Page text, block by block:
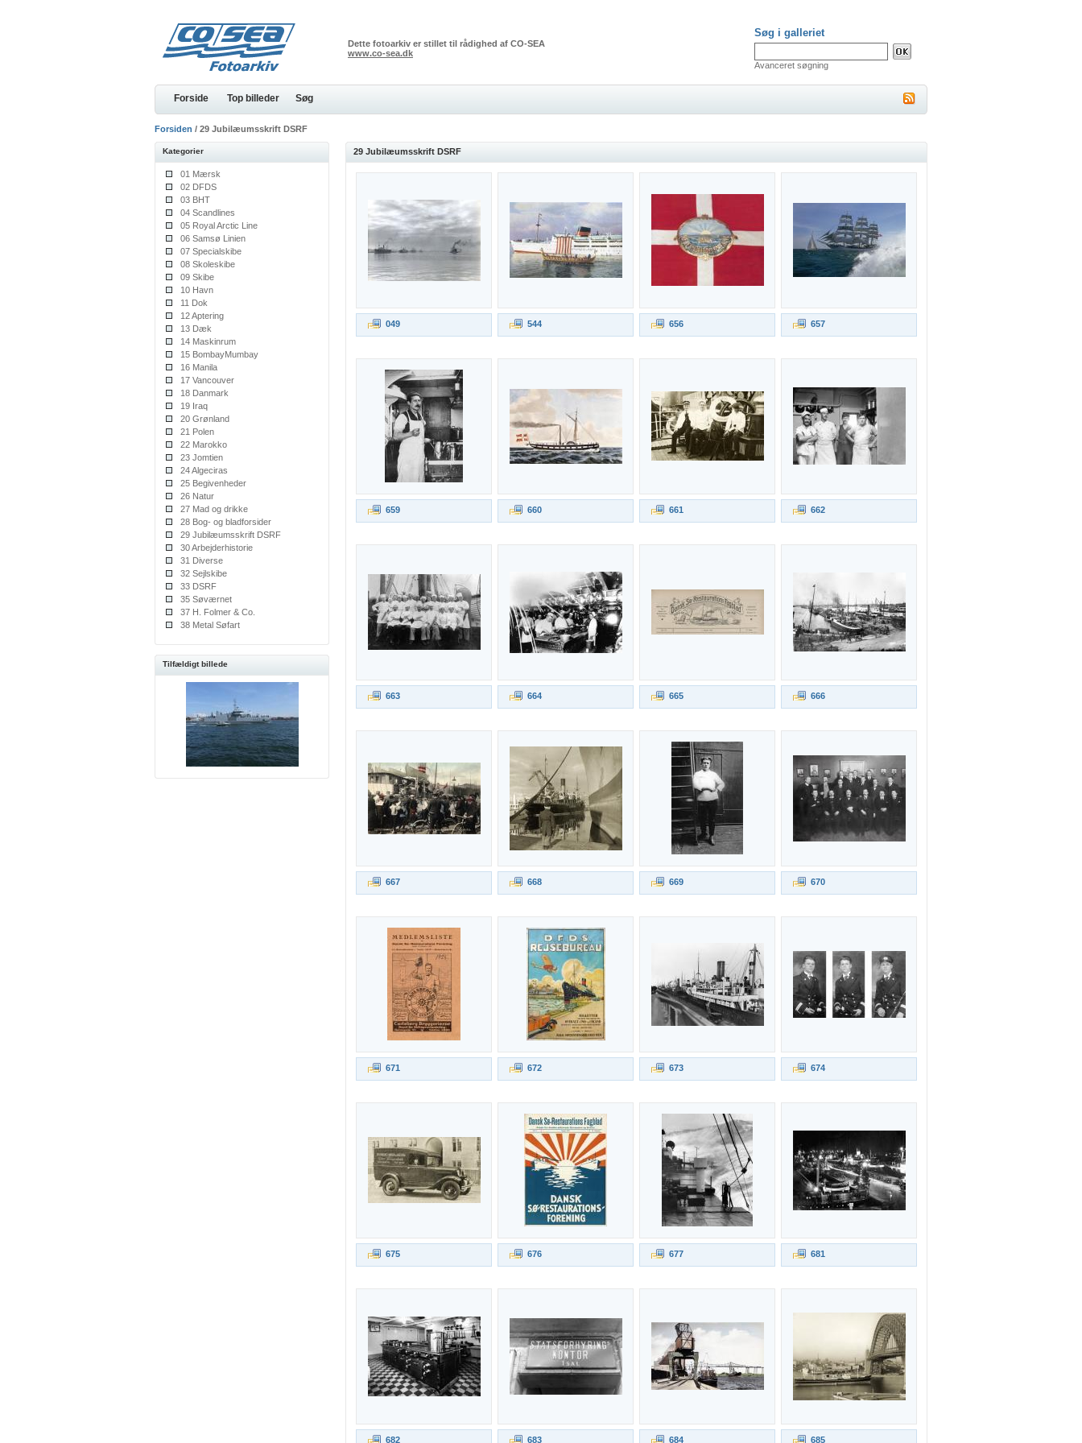
Dette fotoarkiv er stillet til rådighed af CO-SEA
www.co-sea.dk
Søg i galleriet
Avanceret søgning
Forside Top billeder Søg
Forsiden / 29 Jubilæumsskrift DSRF
Kategorier
01 Mærsk
02 DFDS
03 BHT
04 Scandlines
05 Royal Arctic Line
06 Samsø Linien
07 Specialskibe
08 Skoleskibe
09 Skibe
10 Havn
11 Dok
12 Aptering
13 Dæk
14 Maskinrum
15 BombayMumbay
16 Manila
17 Vancouver
18 Danmark
19 Iraq
20 Grønland
21 Polen
22 Marokko
23 Jomtien
24 Algeciras
25 Begivenheder
26 Natur
27 Mad og drikke
28 Bog- og bladforsider
29 Jubilæumsskrift DSRF
30 Arbejderhistorie
31 Diverse
32 Sejlskibe
33 DSRF
35 Søværnet
37 H. Folmer & Co.
38 Metal Søfart
Tilfældigt billede
29 Jubilæumsskrift DSRF
049 544 656 657
659 660 661 662
663 664 665 666
667 668 669 670
671 672 673 674
675 676 677 681
682 683 684 685